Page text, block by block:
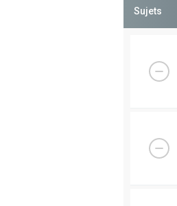
Sujets